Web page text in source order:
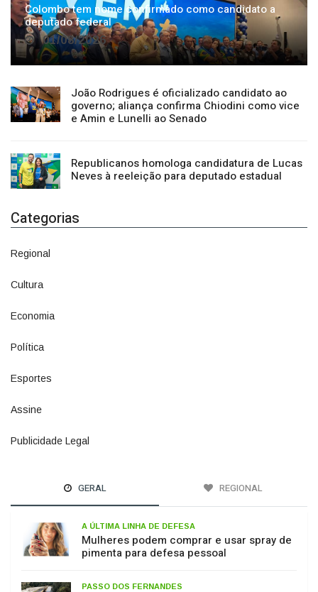
Colombo tem nome confirmado como candidato a
deputado federal
01/08/2026
João Rodrigues é oficializado candidato ao
governo; aliança confirma Chiodini como vice
e Amin e Lunelli ao Senado
Republicanos homologa candidatura de Lucas
Neves à reeleição para deputado estadual
Categorias
Regional
Cultura
Economia
Política
Esportes
Assine
Publicidade Legal
GERAL REGIONAL
A ÚLTIMA LINHA DE DEFESA
Mulheres podem comprar e usar spray de
pimenta para defesa pessoal
PASSO DOS FERNANDES